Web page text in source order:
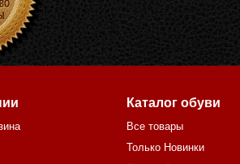
Каталог обуви
Все товары
Только Новинки